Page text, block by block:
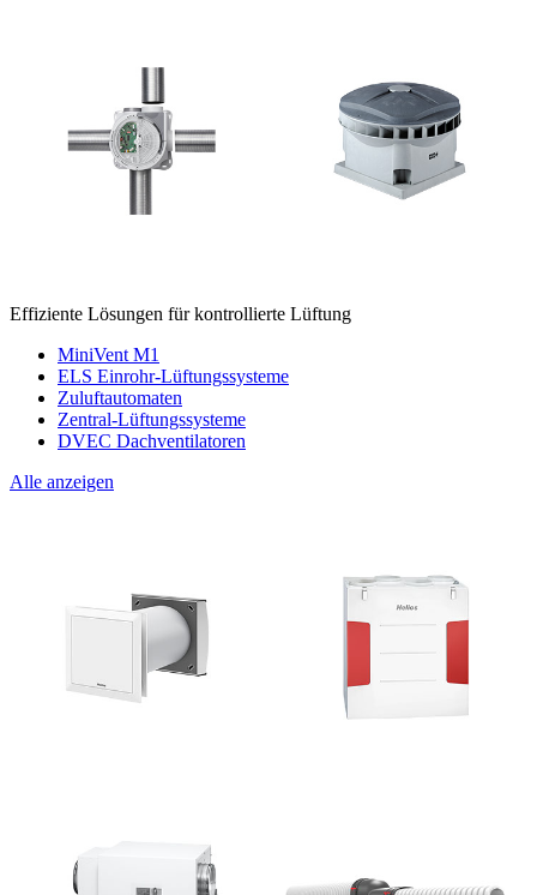
Effiziente Lösungen für kontrollierte Lüftung
MiniVent M1
ELS Einrohr-Lüftungssysteme
Zuluftautomaten
Zentral-Lüftungssysteme
DVEC Dachventilatoren
Alle anzeigen